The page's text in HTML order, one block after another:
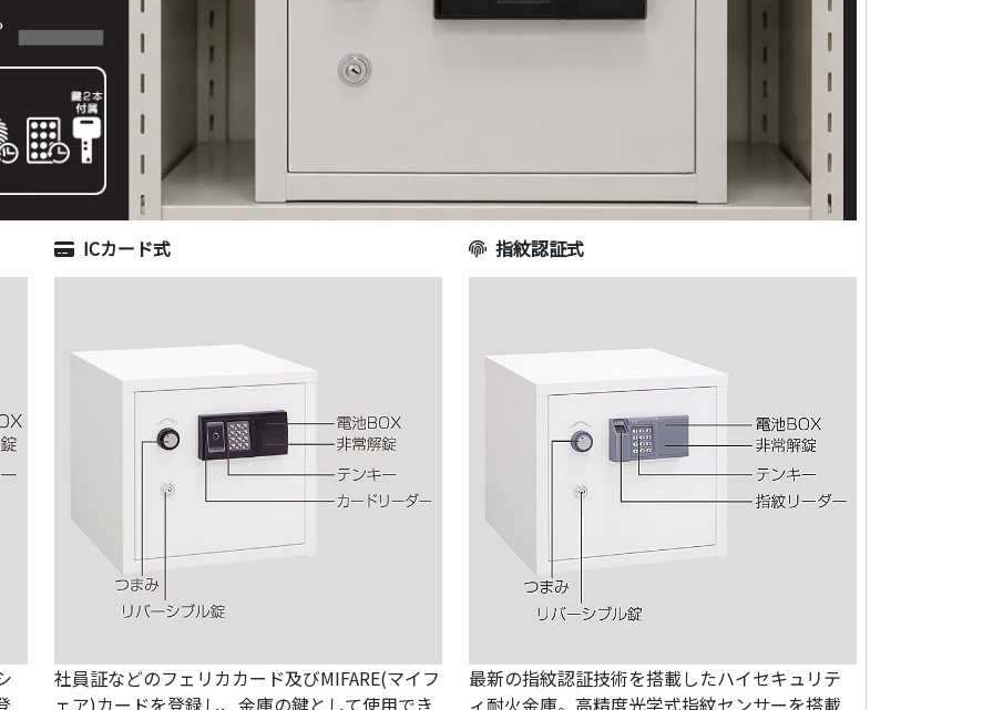
ICカード式
社員証などのフェリカカード及びMIFARE(マイフ
ェア)カードを登録し、金庫の鍵として使用でき
指紋認証式
最新の指紋認証技術を搭載したハイセキュリテ
ィ耐火金庫。高精度光学式指紋センサーを搭載